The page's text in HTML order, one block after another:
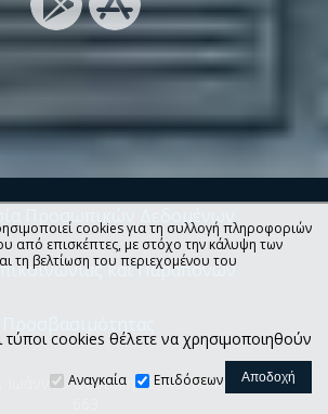
Προσωπικών Δεδομένων
και Παραπόνων
Ιωάννου Θεοτόκη 72, 49100 Κέρκυρα, Τ.Θ.
cookies για τη συλλογή πληροφοριών
από επισκέπτες, με στόχο την κάλυψη των
τη βελτίωση του περιεχομένου του
τύποι cookies θέλετε να χρησιμοποιηθούν
Αναγκαία Επιδόσεων